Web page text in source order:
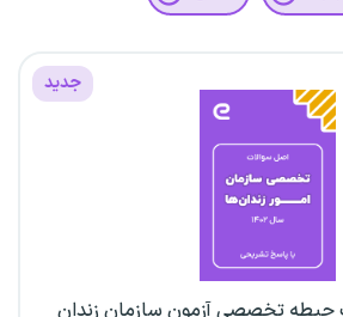
جدید
حیطه تخصصی آزمون سازمان زندان